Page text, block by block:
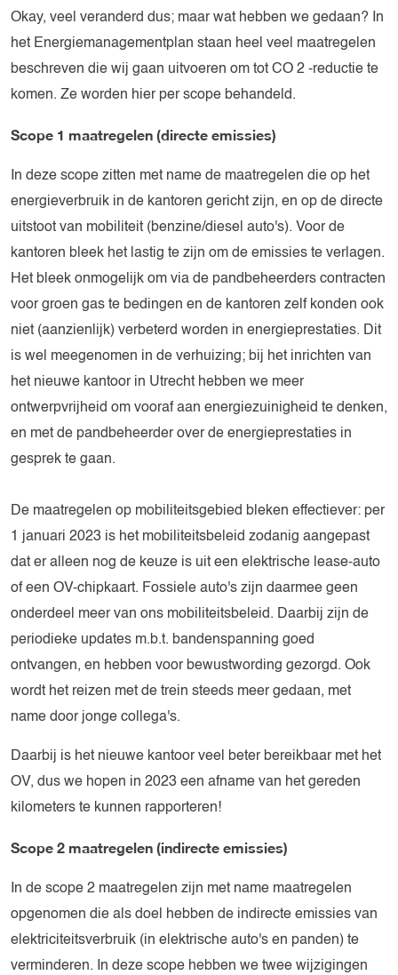
Okay, veel veranderd dus; maar wat hebben we gedaan? In
het Energiemanagementplan staan heel veel maatregelen
beschreven die wij gaan uitvoeren om tot CO 2 -reductie te
komen. Ze worden hier per scope behandeld.
Scope 1 maatregelen (directe emissies)
In deze scope zitten met name de maatregelen die op het
energieverbruik in de kantoren gericht zijn, en op de directe
uitstoot van mobiliteit (benzine/diesel auto's). Voor de
kantoren bleek het lastig te zijn om de emissies te verlagen.
Het bleek onmogelijk om via de pandbeheerders contracten
voor groen gas te bedingen en de kantoren zelf konden ook
niet (aanzienlijk) verbeterd worden in energieprestaties. Dit
is wel meegenomen in de verhuizing; bij het inrichten van
het nieuwe kantoor in Utrecht hebben we meer
ontwerpvrijheid om vooraf aan energiezuinigheid te denken,
en met de pandbeheerder over de energieprestaties in
gesprek te gaan.
De maatregelen op mobiliteitsgebied bleken effectiever: per
1 januari 2023 is het mobiliteitsbeleid zodanig aangepast
dat er alleen nog de keuze is uit een elektrische lease-auto
of een OV-chipkaart. Fossiele auto's zijn daarmee geen
onderdeel meer van ons mobiliteitsbeleid. Daarbij zijn de
periodieke updates m.b.t. bandenspanning goed
ontvangen, en hebben voor bewustwording gezorgd. Ook
wordt het reizen met de trein steeds meer gedaan, met
name door jonge collega's.
Daarbij is het nieuwe kantoor veel beter bereikbaar met het
OV, dus we hopen in 2023 een afname van het gereden
kilometers te kunnen rapporteren!
Scope 2 maatregelen (indirecte emissies)
In de scope 2 maatregelen zijn met name maatregelen
opgenomen die als doel hebben de indirecte emissies van
elektriciteitsverbruik (in elektrische auto's en panden) te
verminderen. In deze scope hebben we twee wijzigingen